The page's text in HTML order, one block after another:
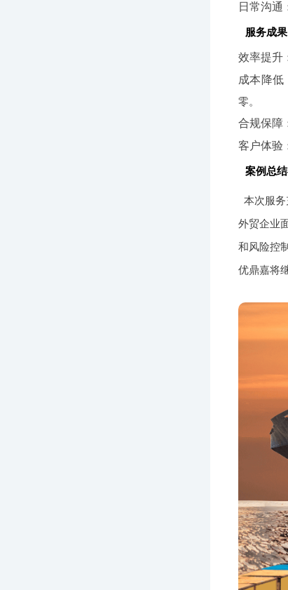
日常沟通
服务成果
效率提升
成本降低
零。
合规保障
客户体验
案例总
本次服
外贸企业
和风险控
优鼎嘉将